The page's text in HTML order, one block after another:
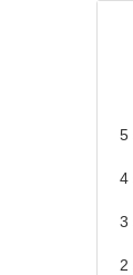
5
4
3
2